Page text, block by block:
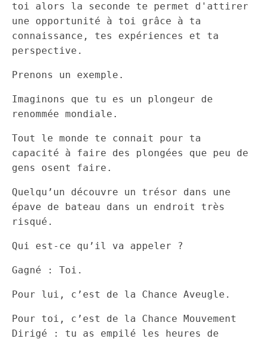
toi alors la seconde te permet d'attirer
une opportunité à toi grâce à ta
connaissance, tes expériences et ta
perspective.
Prenons un exemple.
Imaginons que tu es un plongeur de
renommée mondiale.
Tout le monde te connait pour ta
capacité à faire des plongées que peu de
gens osent faire.
Quelqu’un découvre un trésor dans une
épave de bateau dans un endroit très
risqué.
Qui est-ce qu’il va appeler ?
Gagné : Toi.
Pour lui, c’est de la Chance Aveugle.
Pour toi, c’est de la Chance Mouvement
Dirigé : tu as empilé les heures de